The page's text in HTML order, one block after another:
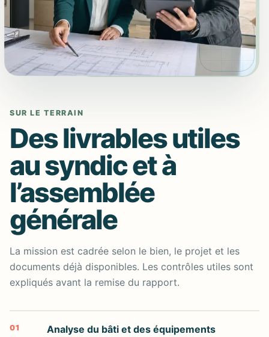
SUR LE TERRAIN
Des livrables utiles
au syndic et à
l’assemblée
générale
La mission est cadrée selon le bien, le projet et les
documents déjà disponibles. Les contrôles utiles sont
expliqués avant la remise du rapport.
01 Analyse du bâti et des équipements